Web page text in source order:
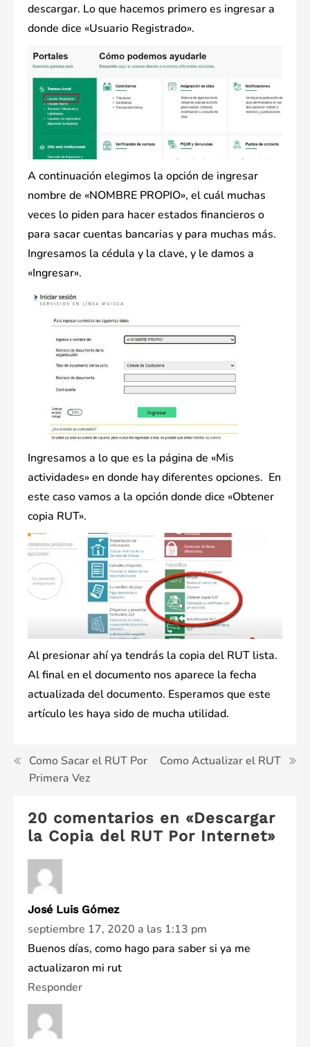
descargar. Lo que hacemos primero es ingresar a
donde dice «Usuario Registrado».
A continuación elegimos la opción de ingresar
nombre de «NOMBRE PROPIO», el cuál muchas
veces lo piden para hacer estados financieros o
para sacar cuentas bancarias y para muchas más.
Ingresamos la cédula y la clave, y le damos a
«Ingresar».
Ingresamos a lo que es la página de «Mis
actividades» en donde hay diferentes opciones. En
este caso vamos a la opción donde dice «Obtener
copia RUT».
Al presionar ahí ya tendrás la copia del RUT lista.
Al final en el documento nos aparece la fecha
actualizada del documento. Esperamos que este
artículo les haya sido de mucha utilidad.
Navegación
de
entradas
Como Sacar el RUT Por
Primera Vez
Como Actualizar el RUT
20 comentarios en «Descargar
la Copia del RUT Por Internet»
José Luis Gómez
septiembre 17, 2020 a las 1:13 pm
Buenos días, como hago para saber si ya me
actualizaron mi rut
Responder